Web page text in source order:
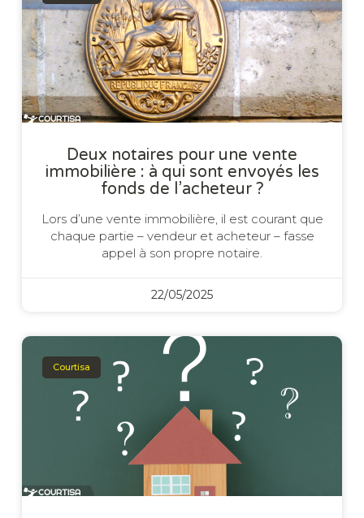
Deux notaires pour une vente
immobilière : à qui sont envoyés les
fonds de l’acheteur ?
Lors d’une vente immobilière, il est courant que
chaque partie – vendeur et acheteur – fasse
appel à son propre notaire.
22/05/2025
Courtisa